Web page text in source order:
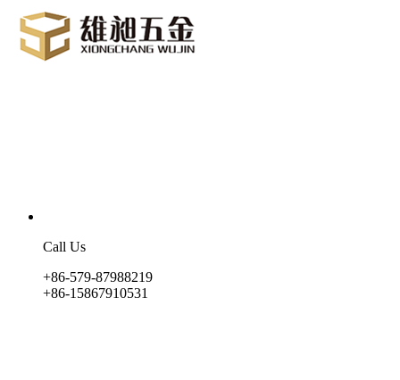
Call Us
+86-579-87988219
+86-15867910531